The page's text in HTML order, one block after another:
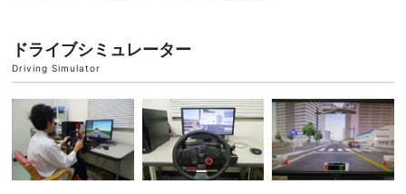
ドライブシミュレーター
Driving Simulator